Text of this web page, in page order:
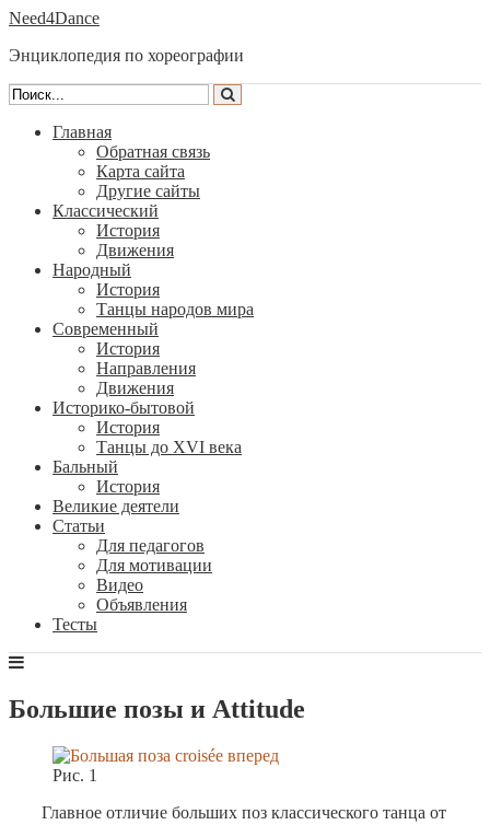
Need4Dance
Энциклопедия по хореографии
Главная
Обратная связь
Карта сайта
Другие сайты
Классический
История
Движения
Народный
История
Танцы народов мира
Современный
История
Направления
Движения
Историко-бытовой
История
Танцы до XVI века
Бальный
История
Великие деятели
Статьи
Для педагогов
Для мотивации
Видео
Объявления
Тесты
Большие позы и Attitude
Рис. 1
Главное отличие больших поз классического танца от